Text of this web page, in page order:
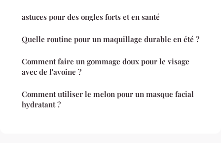
astuces pour des ongles forts et en santé
Quelle routine pour un maquillage durable en été ?
Comment faire un gommage doux pour le visage
avec de l'avoine ?
Comment utiliser le melon pour un masque facial
hydratant ?